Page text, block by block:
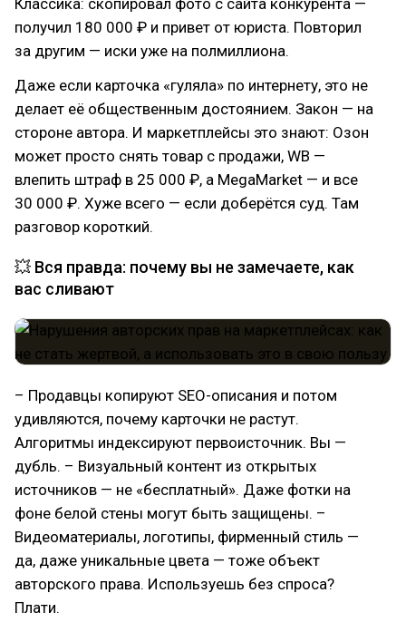
Классика: скопировал фото с сайта конкурента —
получил 180 000 ₽ и привет от юриста. Повторил
за другим — иски уже на полмиллиона.
Даже если карточка «гуляла» по интернету, это не
делает её общественным достоянием. Закон — на
стороне автора. И маркетплейсы это знают: Озон
может просто снять товар с продажи, WB —
влепить штраф в 25 000 ₽, а MegaMarket — и все
30 000 ₽. Хуже всего — если доберётся суд. Там
разговор короткий.
💥 Вся правда: почему вы не замечаете, как
вас сливают
– Продавцы копируют SEO-описания и потом
удивляются, почему карточки не растут.
Алгоритмы индексируют первоисточник. Вы —
дубль. – Визуальный контент из открытых
источников — не «бесплатный». Даже фотки на
фоне белой стены могут быть защищены. –
Видеоматериалы, логотипы, фирменный стиль —
да, даже уникальные цвета — тоже объект
авторского права. Используешь без спроса?
Плати.